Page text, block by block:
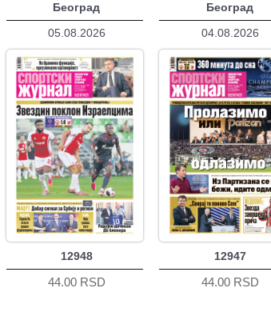
Београд
05.08.2026
12948
44.00 RSD
Београд
04.08.2026
12947
44.00 RSD